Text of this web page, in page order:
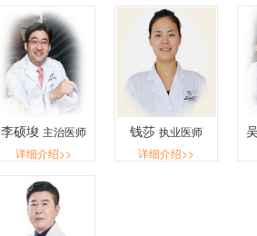
李硕埈 主治医师
详细介绍>>
钱莎 执业医师
详细介绍>>